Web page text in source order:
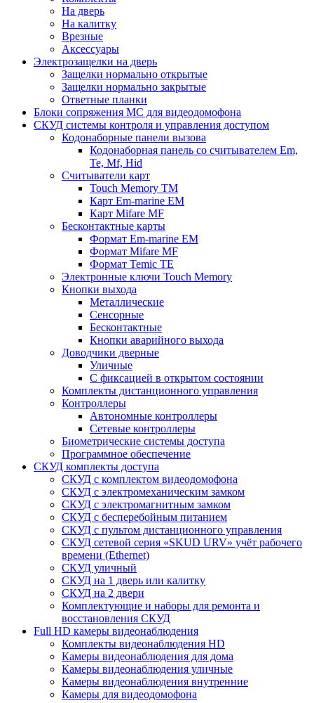
На дверь
На калитку
Врезные
Аксессуары
Электрозащелки на дверь
Защелки нормально открытые
Защелки нормально закрытые
Ответные планки
Блоки сопряжения МС для видеодомофона
СКУД системы контроля и управления доступом
Кодонаборные панели вызова
Кодонаборная панель со считывателем Em,
Te, Mf, Hid
Считыватели карт
Touch Memory TM
Карт Em-marine EM
Карт Mifare MF
Бесконтактные карты
Формат Em-marine EM
Формат Mifare MF
Формат Temic TE
Электронные ключи Touch Memory
Кнопки выхода
Металлические
Сенсорные
Бесконтактные
Кнопки аварийного выхода
Доводчики дверные
Уличные
С фиксацией в открытом состоянии
Комплекты дистанционного управления
Контроллеры
Автономные контроллеры
Сетевые контроллеры
Биометрические системы доступа
Программное обеспечение
СКУД комплекты доступа
СКУД с комплектом видеодомофона
СКУД с электромеханическим замком
СКУД с электромагнитным замком
СКУД с бесперебойным питанием
СКУД с пультом дистанционного управления
СКУД сетевой серия «SKUD URV» учёт рабочего
времени (Ethernet)
СКУД уличный
СКУД на 1 дверь или калитку
СКУД на 2 двери
Комплектующие и наборы для ремонта и
восстановления СКУД
Full HD камеры видеонаблюдения
Комплекты видеонаблюдения HD
Камеры видеонаблюдения для дома
Камеры видеонаблюдения уличные
Камеры видеонаблюдения внутренние
Камеры для видеодомофона